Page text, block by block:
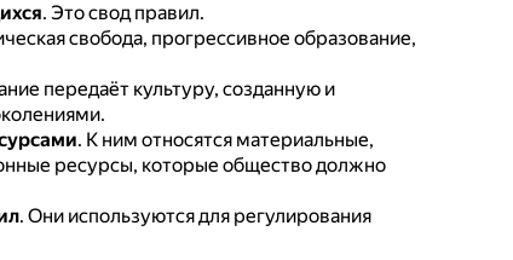
. Это свод правил.
свобода, прогрессивное образование,
передаёт культуру, созданную и
. К ним относятся материальные,
ресурсы, которые общество должно
. Они используются для регулирования